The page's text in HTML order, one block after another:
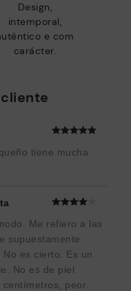
Design,
intemporal,
e com
carácter.
tiene mucha
Me refiero a las
supuestamente
es cierto. Es un
No es de piel
peor.